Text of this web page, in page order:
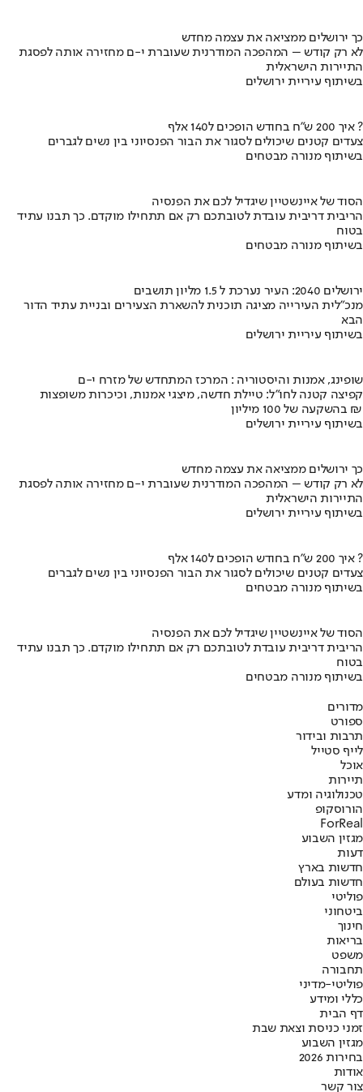
כך ירושלים ממציאה את עצמה מחדש
לא רק קודש – המהפכה המודרנית שעוברת י-ם מחזירה אותה לפסגת
התיירות הישראלית
בשיתוף עיריית ירושלים
איך 200 ש"ח בחודש הופכים ל140 אלף ?
צעדים קטנים שיכולים לסגור את הבור הפנסיוני בין נשים לגברים
בשיתוף מנורה מבטחים
הסוד של איינשטיין שיגדיל לכם את הפנסיה
הריבית דריבית עובדת לטובתכם רק אם תתחילו מוקדם. כך תבנו עתיד
בטוח
בשיתוף מנורה מבטחים
ירושלים 2040: העיר נערכת ל 1.5 מליון תושבים
מנכ"לית העירייה מציגה תוכנית להשארת הצעירים ובניית עתיד הדור
הבא
בשיתוף עיריית ירושלים
שופינג, אמנות והיסטוריה : המרכז המתחדש של מזרח י-ם
קפיצה קטנה לחו"ל: טיילת חדשה, מיצגי אמנות, וכיכרות משופצות
בהשקעה של 100 מיליון ₪
בשיתוף עיריית ירושלים
כך ירושלים ממציאה את עצמה מחדש
לא רק קודש – המהפכה המודרנית שעוברת י-ם מחזירה אותה לפסגת
התיירות הישראלית
בשיתוף עיריית ירושלים
איך 200 ש"ח בחודש הופכים ל140 אלף ?
צעדים קטנים שיכולים לסגור את הבור הפנסיוני בין נשים לגברים
בשיתוף מנורה מבטחים
הסוד של איינשטיין שיגדיל לכם את הפנסיה
הריבית דריבית עובדת לטובתכם רק אם תתחילו מוקדם. כך תבנו עתיד
בטוח
בשיתוף מנורה מבטחים
מדורים
ספורט
תרבות ובידור
לייף סטייל
אוכל
תיירות
טכנולוגיה ומדע
הורוסקופ
ForReal
מגזין השבוע
דעות
חדשות בארץ
חדשות בעולם
פוליטי
ביטחוני
חינוך
בריאות
משפט
תחבורה
פוליטי-מדיני
כללי ומידע
דף הבית
זמני כניסת וצאת שבת
מגזין השבוע
בחירות 2026
אודות
צור קשר